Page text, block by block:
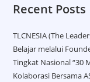
Recent Posts
TLCNESIA (The
Belajar melalui
Tingkat Nasional “30
Kolaborasi Bersama